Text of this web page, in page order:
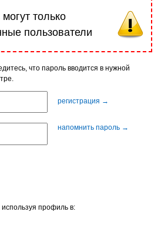
только
пользователи
что пароль вводится в нужной
регистрация →
напомнить пароль →
профиль в: